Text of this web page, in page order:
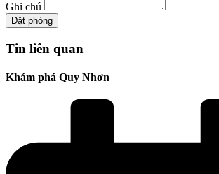
Ghi chú
Đặt phòng
Tin liên quan
Khám phá Quy Nhơn